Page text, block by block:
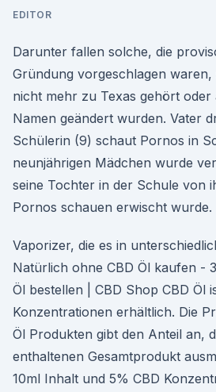
EDITOR
Darunter fallen solche, die
Gründung vorgeschlagen
nicht mehr zu Texas gehört
Namen geändert wurden. Vater
Schülerin (9) schaut Pornos in
neunjährigen Mädchen wurde
seine Tochter in der Schule von
Pornos schauen erwischt wurde.
Vaporizer, die es in
Natürlich ohne CBD Öl kaufen -
Öl bestellen | CBD Shop CBD Öl
Konzentrationen erhältlich. Die
Öl Produkten gibt den Anteil an,
enthaltenen Gesamtprodukt
10ml Inhalt und 5% CBD